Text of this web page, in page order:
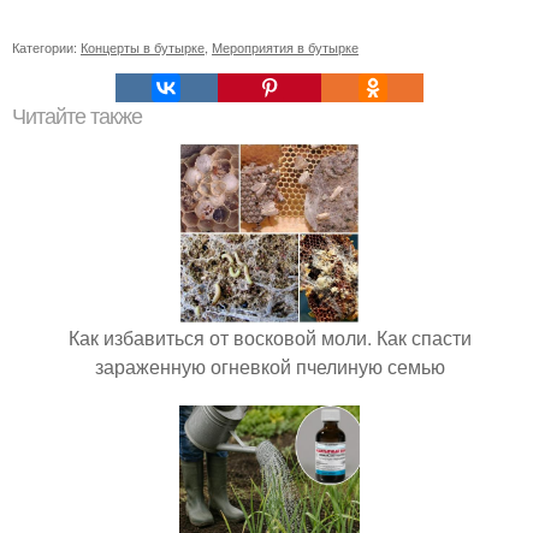
Категории: Концерты в бутырке Мероприятия в бутырке
Читайте также
Как избавиться от восковой моли. Как спасти
зараженную огневкой пчелиную семью